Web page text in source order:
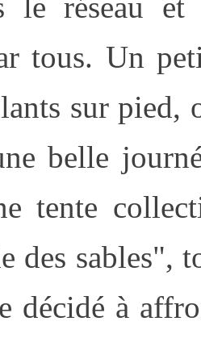
tous. Un
sur pied,
belle
tente
des sables",
décidé à